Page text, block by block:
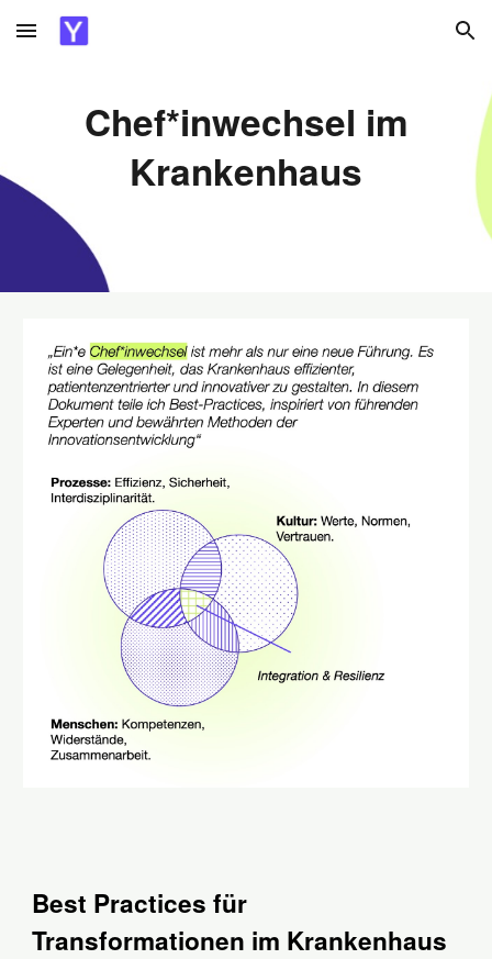
Skip to main content Skip to navigation
Chef*inwechsel im
Krankenhaus
Best Practices für
Transformationen im Krankenhaus